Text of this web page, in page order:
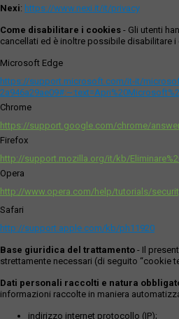
Nexi: https://www.nexi.it/it/privacy
Come disabilitare i cookies - Gli utenti
cancellati ed è inoltre possibile disabilitare
Microsoft Edge
https://support.microsoft.com/it-it/
Chrome
https://support.google.com/chrome/
Firefox
http://support.mozilla.org/it/kb/
Opera
http://www.opera.com/help/tutorials/
Safari
http://support.apple.com/kb/ph11920
Base giuridica del trattamento - Il
strettamente necessari (di seguito “cookie
Dati personali raccolti e natura
informazioni raccolte in maniera
indirizzo internet protocollo (IP);